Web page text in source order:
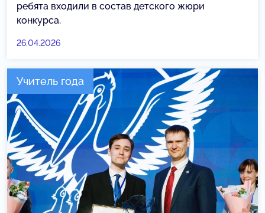
ребята входили в состав детского жюри
конкурса.
26.04.2026
Учитель года